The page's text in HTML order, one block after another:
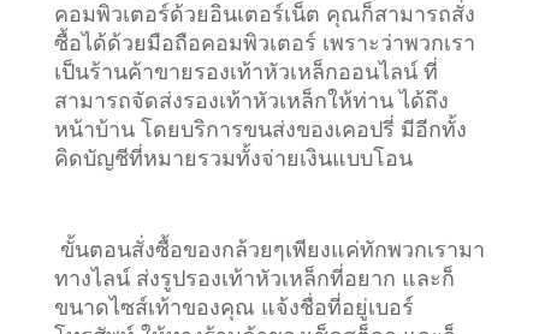
คอมพิวเตอร์ด้วยอินเตอร์เน็ต คุณก็สามารถสั่ง
ซื้อได้ด้วยมือถือคอมพิวเตอร์ เพราะว่าพวกเรา
เป็นร้านค้าขายรองเท้าหัวเหล็กออนไลน์ ที่
สามารถจัดส่งรองเท้าหัวเหล็กให้ท่าน ได้ถึง
หน้าบ้าน โดยบริการขนส่งของเคอปรี่ มีอีกทั้ง
คิดบัญชีที่หมายรวมทั้งจ่ายเงินแบบโอน
ขั้นตอนสั่งซื้อของกล้วยๆเพียงแค่ทักพวกเรามา
ทางไลน์ ส่งรูปรองเท้าหัวเหล็กที่อยาก และก็
ขนาดไซส์เท้าของคุณ แจ้งชื่อที่อยู่เบอร์